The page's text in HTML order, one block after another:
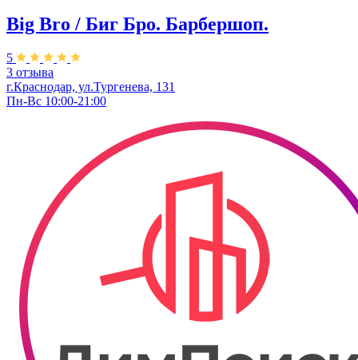
Big Bro / Биг Бро. Барбершоп.
5
3 отзыва
г.Краснодар, ул.Тургенева, 131
Пн-Вс 10:00-21:00